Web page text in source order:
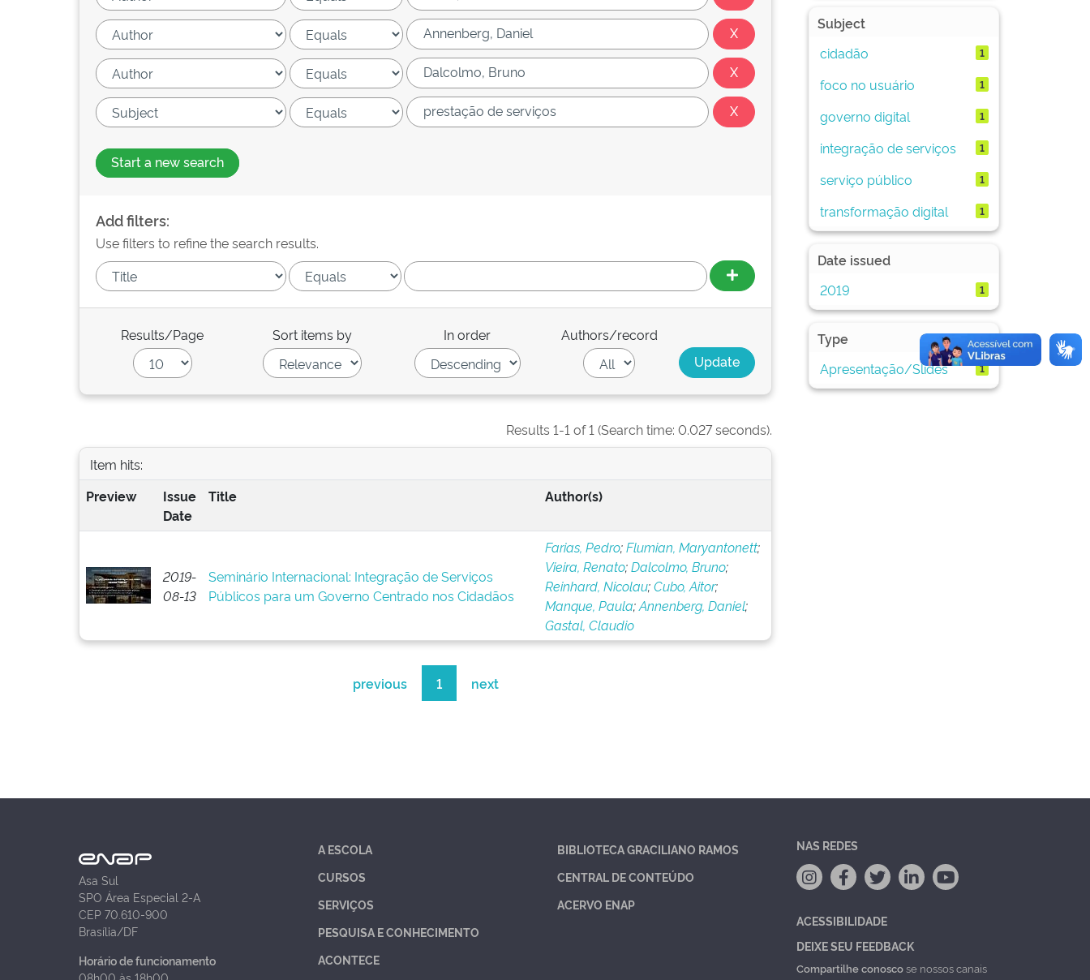
Start a new search
Add filters:
Use filters to refine the search results.
Results/Page Sort items by In order Authors/record
Results 1-1 of 1 (Search time: 0.027 seconds).
Item hits:
Preview
Issue
Date
Title Author(s)
2019-
08-13
Seminário Internacional: Integração de Serviços
Públicos para um Governo Centrado nos Cidadãos
Farias, Pedro;Flumian, Maryantonett;
Vieira, Renato;Dalcolmo, Bruno;
Reinhard, Nicolau;Cubo, Aitor;
Manque, Paula;Annenberg, Daniel;
Gastal, Claudio
previous 1 next
Subject
cidadão
1
foco no usuário 1
governo digital 1
integração de serviços 1
serviço público 1
transformação digital 1
Date issued
2019
1
Type
Apresentação/Slides
1
Asa Sul
SPO Área Especial 2-A
CEP 70.610-900
Brasília/DF
Horário de funcionamento
A ESCOLA
CURSOS
SERVIÇOS
PESQUISA E CONHECIMENTO
ACONTECE
BIBLIOTECA GRACILIANO RAMOS
CENTRAL DE CONTEÚDO
ACERVO ENAP
NAS REDES
ACESSIBILIDADE
DEIXE SEU FEEDBACK
Compartilhe conoscose nossos canais